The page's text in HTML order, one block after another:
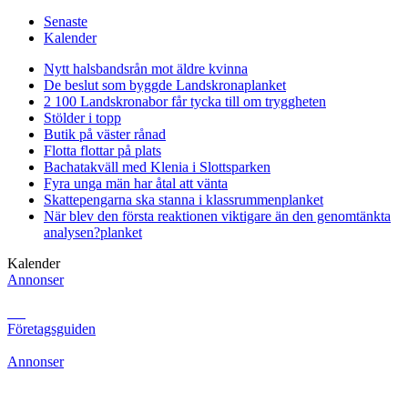
Senaste
Kalender
Nytt halsbandsrån mot äldre kvinna
De beslut som byggde Landskronaplanket
2 100 Landskronabor får tycka till om tryggheten
Stölder i topp
Butik på väster rånad
Flotta flottar på plats
Bachatakväll med Klenia i Slottsparken
Fyra unga män har åtal att vänta
Skattepengarna ska stanna i klassrummenplanket
När blev den första reaktionen viktigare än den genomtänkta
analysen?planket
Kalender
Annonser
Företagsguiden
Annonser